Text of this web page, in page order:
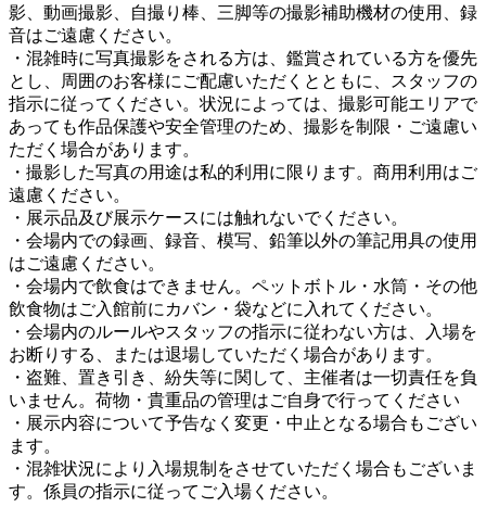
影、動画撮影、自撮り棒、三脚等の撮影補助機材の使用、録
音はご遠慮ください。
・混雑時に写真撮影をされる方は、鑑賞されている方を優先
とし、周囲のお客様にご配慮いただくとともに、スタッフの
指示に従ってください。状況によっては、撮影可能エリアで
あっても作品保護や安全管理のため、撮影を制限・ご遠慮い
ただく場合があります。
・撮影した写真の用途は私的利用に限ります。商用利用はご
遠慮ください。
・展示品及び展示ケースには触れないでください。
・会場内での録画、録音、模写、鉛筆以外の筆記用具の使用
はご遠慮ください。
・会場内で飲食はできません。ペットボトル・水筒・その他
飲食物はご入館前にカバン・袋などに入れてください。
・会場内のルールやスタッフの指示に従わない方は、入場を
お断りする、または退場していただく場合があります。
・盗難、置き引き、紛失等に関して、主催者は一切責任を負
いません。荷物・貴重品の管理はご自身で行ってください
・展示内容について予告なく変更・中止となる場合もござい
ます。
・混雑状況により入場規制をさせていただく場合もございま
す。係員の指示に従ってご入場ください。